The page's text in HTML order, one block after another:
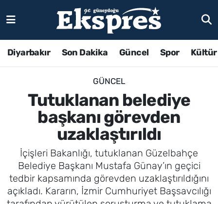
Diyarbakır Son Dakika Güncel Spor
GÜNCEL
Tutuklanan belediye
başkanı görevden
uzaklaştırıldı
İçişleri Bakanlığı, tutuklanan Güzelbahçe
Belediye Başkanı Mustafa Günay’ın geçici
tedbir kapsamında görevden uzaklaştırıldığını
açıkladı. Kararın, İzmir Cumhuriyet Başsavcılığı